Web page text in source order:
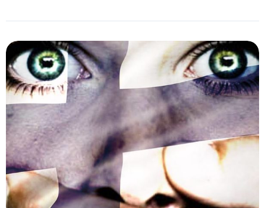
од
убиството
на
познатата
мисица
Ирак